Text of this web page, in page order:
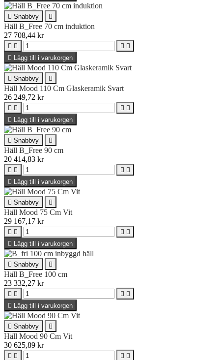
 Snabbvy 
Häll B_Free 70 cm induktion
27 708,44 kr
   
 Lägg till i varukorgen
 Snabbvy 
Häll Mood 110 Cm Glaskeramik Svart
26 249,72 kr
   
 Lägg till i varukorgen
 Snabbvy 
Häll B_Free 90 cm
20 414,83 kr
   
 Lägg till i varukorgen
 Snabbvy 
Häll Mood 75 Cm Vit
29 167,17 kr
   
 Lägg till i varukorgen
 Snabbvy 
Häll B_Free 100 cm
23 332,27 kr
   
 Lägg till i varukorgen
 Snabbvy 
Häll Mood 90 Cm Vit
30 625,89 kr
   